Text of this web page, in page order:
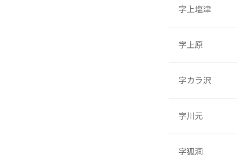
字上塩津
字上原
字カラ沢
字川元
字狐洞